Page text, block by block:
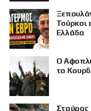
Τούρκοι
Ελλάδα
Ο
το
Σταύρος